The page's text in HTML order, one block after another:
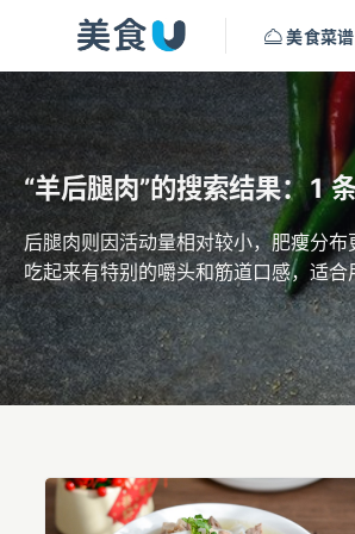
美食菜谱
“羊后腿肉”的搜索结果：1
后腿肉则因活动量相对较小，肥瘦分
吃起来有特别的嚼头和筋道口感，适